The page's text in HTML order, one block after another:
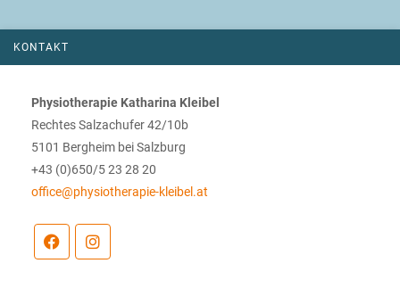
KONTAKT
Physiotherapie Katharina Kleibel
Rechtes Salzachufer 42/10b
5101 Bergheim bei Salzburg
+43 (0)650/5 23 28 20
office@physiotherapie-kleibel.at